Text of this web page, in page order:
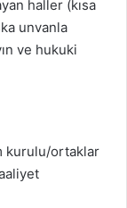
haller (kısa
unvanla
ve hukuki
kurulu/ortaklar